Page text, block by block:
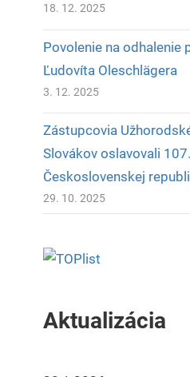
18. 12. 2025
Povolenie na odhalenie
Ľudovíta Oleschlägera
3. 12. 2025
Zástupcovia
Slovákov oslavovali
Československej
29. 10. 2025
Aktualizácia